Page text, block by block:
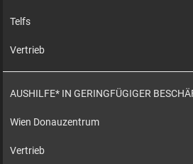
Telfs
Vertrieb
AUSHILFE* IN GERINGFÜGIGER
Wien Donauzentrum
Vertrieb